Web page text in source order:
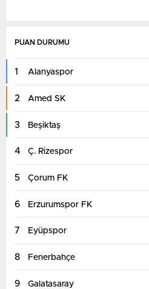
PUAN DURUMU
1 Alanyaspor
2 Amed SK
3 Beşiktaş
4 Ç. Rizespor
5 Çorum FK
6 Erzurumspor FK
7 Eyüpspor
8 Fenerbahçe
9 Galatasaray